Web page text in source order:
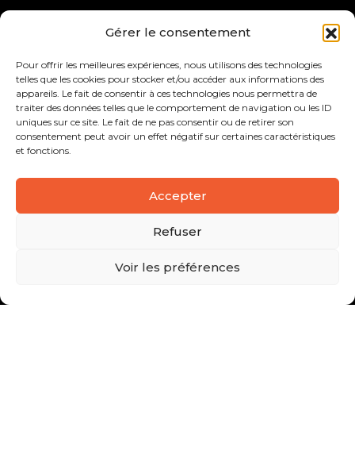
Gérer le consentement
Pour offrir les meilleures expériences, nous utilisons des technologies
telles que les cookies pour stocker et/ou accéder aux informations des
appareils. Le fait de consentir à ces technologies nous permettra de
traiter des données telles que le comportement de navigation ou les ID
uniques sur ce site. Le fait de ne pas consentir ou de retirer son
consentement peut avoir un effet négatif sur certaines caractéristiques
et fonctions.
Accepter
Refuser
Voir les préférences